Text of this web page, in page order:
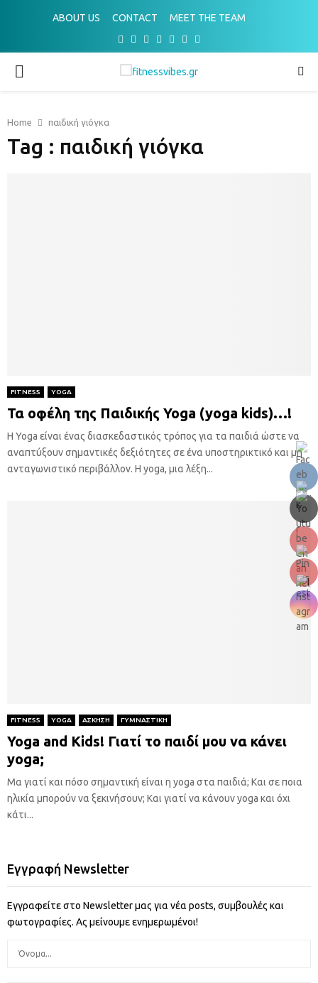
ABOUT US CONTACT
MEET THE TEAM
Facebook
TwitterInstagram
Pinterest
Youtube
Email
PRIMARY
Home παιδική γιόγκα
Tag : παιδική γιόγκα
FITNESS YOGA
Τα οφέλη της Παιδικής Yoga (yoga kids)…!
Η Yoga είναι ένας διασκεδαστικός τρόπος για τα παιδιά ώστε να
αναπτύξουν σημαντικές δεξιότητες σε ένα υποστηρικτικό και μη
ανταγωνιστικό περιβάλλον. Η yoga, μια λέξη...
FITNESS YOGA ΑΣΚΗΣΗ ΓΥΜΝΑΣΤΙΚΗ
Yoga and Kids! Γιατί το παιδί μου να κάνει
yoga;
Μα γιατί και πόσο σημαντική είναι η yoga στα παιδιά; Και σε ποια
ηλικία μπορούν να ξεκινήσουν; Και γιατί να κάνουν yoga και όχι
κάτι...
Εγγραφή Newsletter
Εγγραφείτε στο Newsletter μας για νέα posts, συμβουλές και
φωτογραφίες. Ας μείνουμε ενημερωμένοι!